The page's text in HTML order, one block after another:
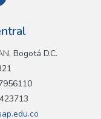
Bogotá D.C.